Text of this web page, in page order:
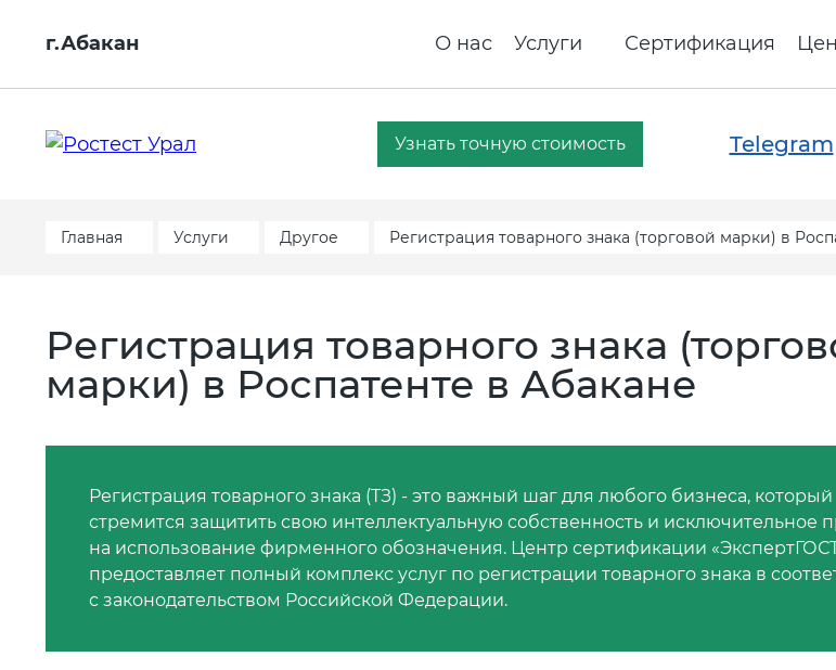
г.Абакан О нас Услуги Сертификация
Узнать точную стоимость Telegram
Главная Услуги Другое Регистрация товарного знака (торговой марки) в
Регистрация товарного знака
марки) в Роспатенте в Абакане
Регистрация товарного знака (ТЗ) - это важный шаг для любого бизнеса, который
стремится защитить свою интеллектуальную собственность и исключительное
на использование фирменного обозначения. Центр сертификации
предоставляет полный комплекс услуг по регистрации товарного знака в
с законодательством Российской Федерации.